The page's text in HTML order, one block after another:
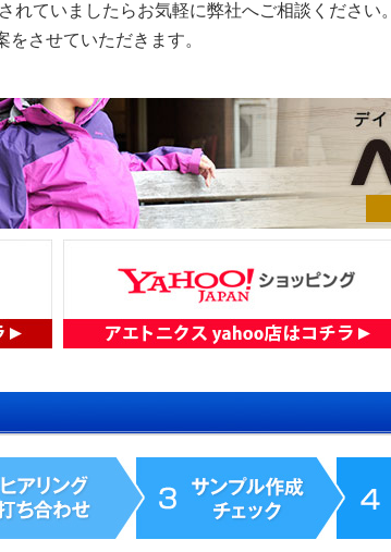
れていましたらお気軽に弊社へご相談ください。
をさせていただきます。